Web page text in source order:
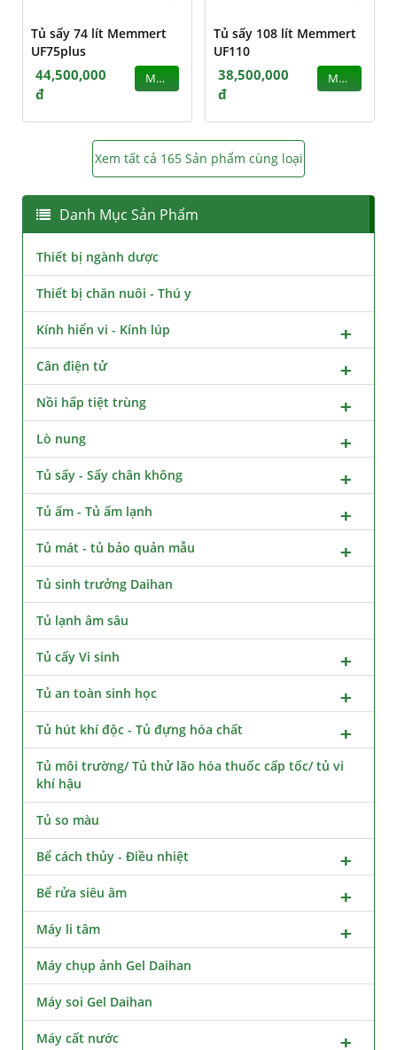
Tủ sấy 74 lít Memmert
UF75plus
44,500,000
đ
MUA
Tủ sấy 108 lít Memmert
UF110
38,500,000
đ
MUA
Xem tất cả 165 Sản phẩm cùng loại
Danh Mục Sản Phẩm
Thiết bị ngành dược
Thiết bị chăn nuôi - Thú y
Kính hiển vi - Kính lúp
Cân điện tử
Nồi hấp tiệt trùng
Lò nung
Tủ sấy - Sấy chân không
Tủ ấm - Tủ ấm lạnh
Tủ mát - tủ bảo quản mẫu
Tủ sinh trưởng Daihan
Tủ lạnh âm sâu
Tủ cấy Vi sinh
Tủ an toàn sinh học
Tủ hút khí độc - Tủ đựng hóa chất
Tủ môi trường/ Tủ thử lão hóa thuốc cấp tốc/ tủ vi
khí hậu
Tủ so màu
Bể cách thủy - Điều nhiệt
Bể rửa siêu âm
Máy li tâm
Máy chụp ảnh Gel Daihan
Máy soi Gel Daihan
Máy cất nước